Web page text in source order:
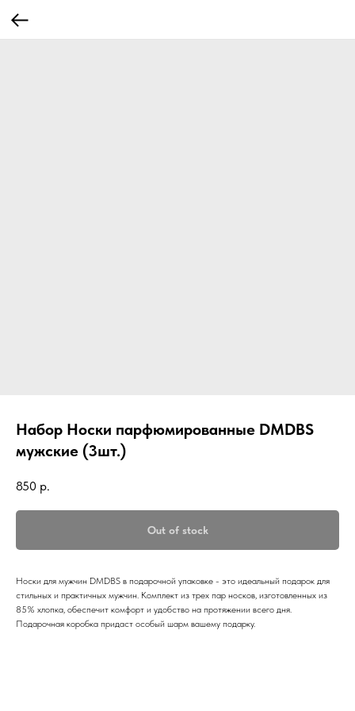
Набор Носки парфюмированные DMDBS
мужские (3шт.)
850 р.
Out of stock
Носки для мужчин DMDBS в подарочной упаковке - это идеальный подарок для
стильных и практичных мужчин. Комплект из трех пар носков, изготовленных из
85% хлопка, обеспечит комфорт и удобство на протяжении всего дня.
Подарочная коробка придаст особый шарм вашему подарку.